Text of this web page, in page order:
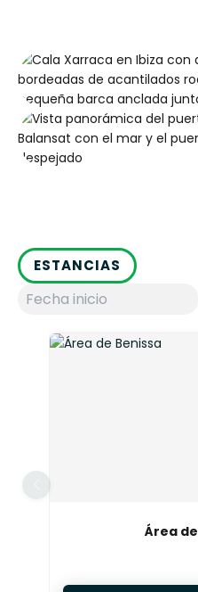
ideal para pasar el día sin
recomendamos también
una joya escondida
rincones auténticos y
En el mismo puerto,
sobre Port Sant Miquel
cueva: el esfuerzo de la
recompensado por las
Y si después de tanta
actividad, podéis
ESTANCIAS
Área